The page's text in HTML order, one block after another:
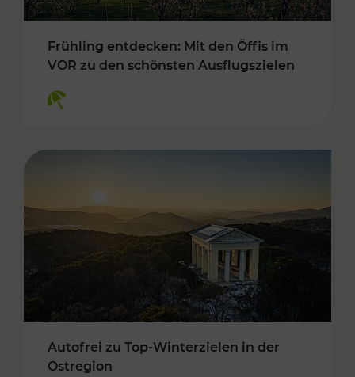
Frühling entdecken: Mit den Öffis im
VOR zu den schönsten Ausflugszielen
Autofrei zu Top-Winterzielen in der
Ostregion